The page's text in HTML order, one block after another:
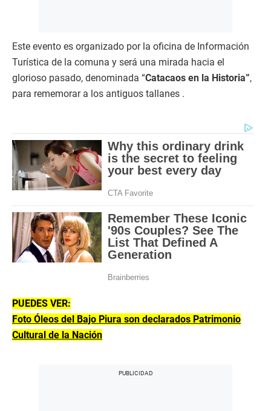
Este evento es organizado por la oficina de Información
Turística de la comuna y será una mirada hacia el
glorioso pasado, denominada “Catacaos en la Historia”,
para rememorar a los antiguos tallanes .
PUEDES VER:
Foto Óleos del Bajo Piura son declarados Patrimonio
Cultural de la Nación